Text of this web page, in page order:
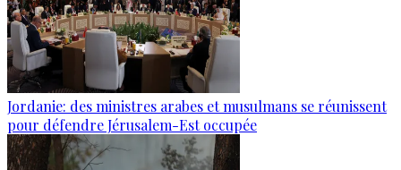
Jordanie: des ministres arabes et musulmans se réunissent
pour défendre Jérusalem-Est occupée